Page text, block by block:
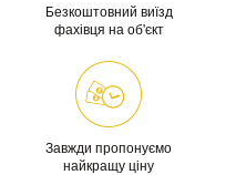
Безкоштовний виїзд
фахівця на об'єкт
Завжди пропонуємо
найкращу ціну